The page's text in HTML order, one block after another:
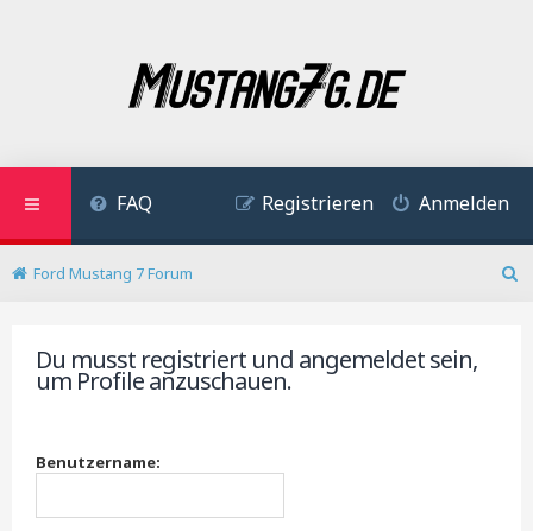
FAQ Anmelden
Registrieren
Ford Mustang 7 Forum
Du musst registriert und angemeldet sein,
um Profile anzuschauen.
Benutzername: